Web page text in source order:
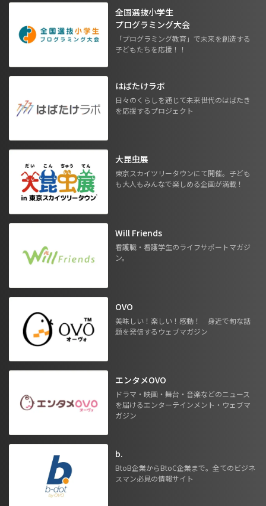
全国選抜小学生
プログラミング大会
「プログラミング教育」で未来を創造する
子どもたちを応援！！
はばたけラボ
日々のくらしを通じて未来世代のはばたき
を応援するプロジェクト
大昆虫展
東京スカイツリータウンにて開催。子ども
も大人もみんなで楽しめる企画が満載！
Will Friends
看護職・看護学生のライフサポートマガジ
ン。
OVO
美味しい！楽しい！感動！ 身近で旬な話
題を発信するウェブマガジン
エンタメOVO
ドラマ・映画・舞台・音楽などのニュース
を届けるエンターテインメント・ウェブマ
ガジン
b.
BtoB企業からBtoC企業まで。全てのビジネ
スマン必見の情報サイト